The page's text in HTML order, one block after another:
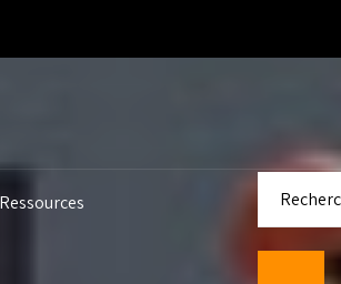
Ressources